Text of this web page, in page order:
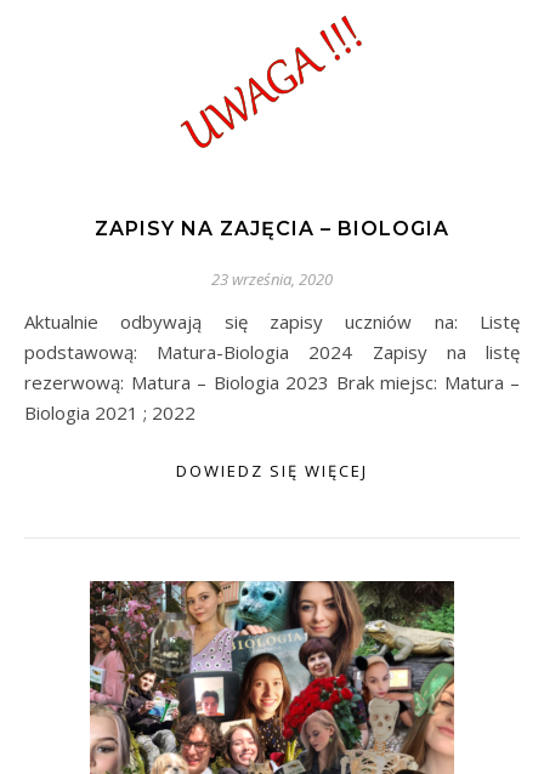
ZAPISY NA ZAJĘCIA – BIOLOGIA
23 września, 2020
Aktualnie odbywają się zapisy uczniów na: Listę
podstawową: Matura-Biologia 2024 Zapisy na listę
rezerwową: Matura – Biologia 2023 Brak miejsc: Matura –
Biologia 2021 ; 2022
DOWIEDZ SIĘ WIĘCEJ